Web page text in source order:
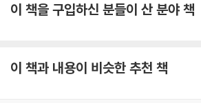
읽지 않은 사람의 차이는 크게 날 것이다.
이 책을 구입하신 분들이 산 분야 책
이 책과 내용이 비슷한 추천 책